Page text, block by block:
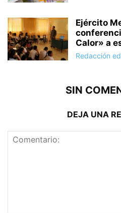
Ejército
Calor» a
Redacción
SIN
DEJA UNA